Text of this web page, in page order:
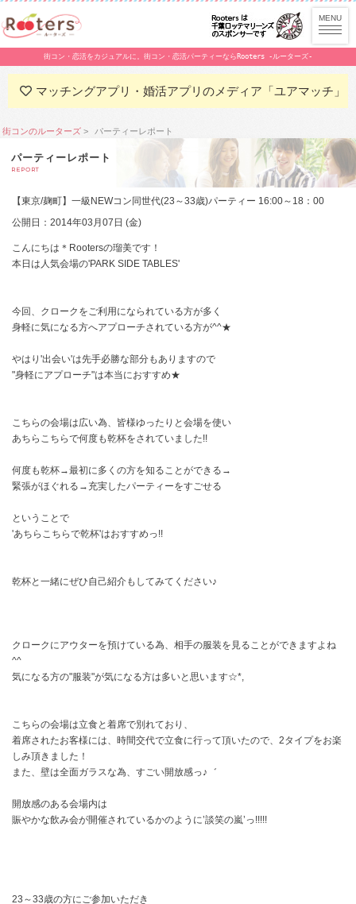
街コン・恋活をカジュアルに。街コン・恋活パーティーならRooters -ルーターズ-
マッチングアプリ・婚活アプリのメディア「ユアマッチ」
街コンのルーターズ パーティーレポート
パーティーレポート
REPORT
【東京/麹町】一級NEWコン同世代(23～33歳)パーティー 16:00～18：00
公開日：2014年03月07日 (金)
こんにちは＊Rootersの瑠美です！
本日は人気会場の'PARK SIDE TABLES'
今回、クロークをご利用になられている方が多く
身軽に気になる方へアプローチされている方が^^★
やはり'出会い'は先手必勝な部分もありますので
"身軽にアプローチ"は本当におすすめ★
こちらの会場は広い為、皆様ゆったりと会場を使い
あちらこちらで何度も乾杯をされていました!!
何度も乾杯→最初に多くの方を知ることができる→
緊張がほぐれる→充実したパーティーをすごせる
ということで
'あちらこちらで乾杯'はおすすめっ!!
乾杯と一緒にぜひ自己紹介もしてみてください♪
クロークにアウターを預けている為、相手の服装を見ることができますよね
^^
気になる方の"服装"が気になる方は多いと思います☆*,
こちらの会場は立食と着席で別れており、
着席されたお客様には、時間交代で立食に行って頂いたので、2タイプをお楽
しみ頂きました！
また、壁は全面ガラスな為、すごい開放感っ♪゛
開放感のある会場内は
賑やかな飲み会が開催されているかのように’談笑の嵐’っ!!!!!
23～33歳の方にご参加いただき